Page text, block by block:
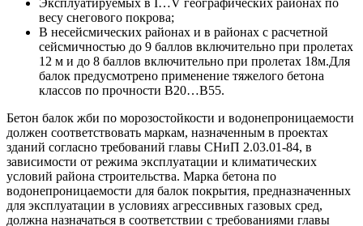
весу снегового покрова;
В несейсмических районах и в районах с расчетной
сейсмичностью до 9 баллов включительно при пролетах
12 м и до 8 баллов включительно при пролетах 18м.Для
балок предусмотрено применение тяжелого бетона
классов по прочности В20…В55.
Бетон балок жби по морозостойкости и водонепроницаемости
должен соответствовать маркам, назначенным в проектах
зданий согласно требований главы СНиП 2.03.01-84, в
зависимости от режима эксплуатации и климатических
условий района строительства. Марка бетона по
водонепроницаемости для балок покрытия, предназначенных
для эксплуатации в условиях агрессивных газовых сред,
должна назначаться в соответствии с требованиями главы